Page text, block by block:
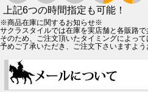
上記6つの時間指定も可能！
※商品在庫に関するお知らせ※
サクラスタイルでは在庫を実店舗と各販路で
そのため、ご注文頂いたタイミングによって
予めご了承いただき、ご注文下さいますよう